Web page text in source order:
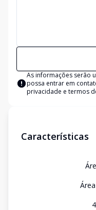
As informações serão
possa entrar em
privacidade e termos
Características
4